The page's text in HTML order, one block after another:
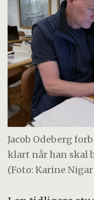
Jacob Odeberg
klart når han skal
(Foto: Karine